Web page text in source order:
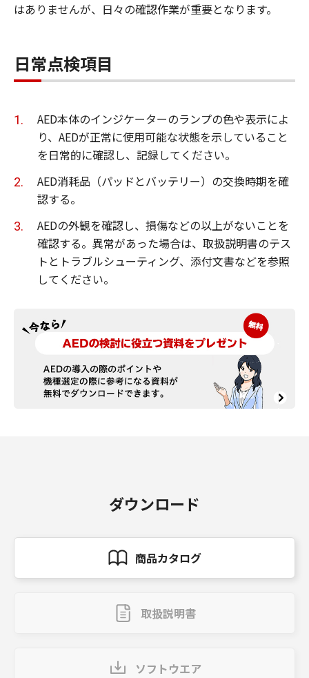
はありませんが、日々の確認作業が重要となります。
日常点検項目
AED本体のインジケーターのランプの色や表示によ
り、AEDが正常に使用可能な状態を示していること
を日常的に確認し、記録してください。
AED消耗品（パッドとバッテリー）の交換時期を確
認する。
AEDの外観を確認し、損傷などの以上がないことを
確認する。異常があった場合は、取扱説明書のテス
トとトラブルシューティング、添付文書などを参照
してください。
ダウンロード
商品カタログ
取扱説明書
ソフトウエア